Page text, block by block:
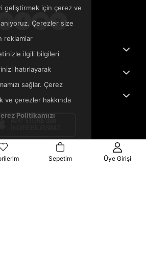
geliştirmek için çerez ve
Çerezler size
reklamlar
ilgili bilgileri
hatırlayarak
sağlar. Çerez
ve çerezler hakkında
Politikamızı
Sepetim Üye Girişi